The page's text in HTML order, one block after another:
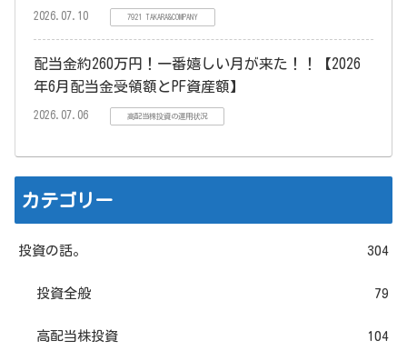
2026.07.10 7921 TAKARA&COMPANY
配当金約260万円！一番嬉しい月が来た！！【2026
年6月配当金受領額とPF資産額】
2026.07.06 高配当株投資の運用状況
カテゴリー
投資の話。 304
投資全般 79
高配当株投資 104